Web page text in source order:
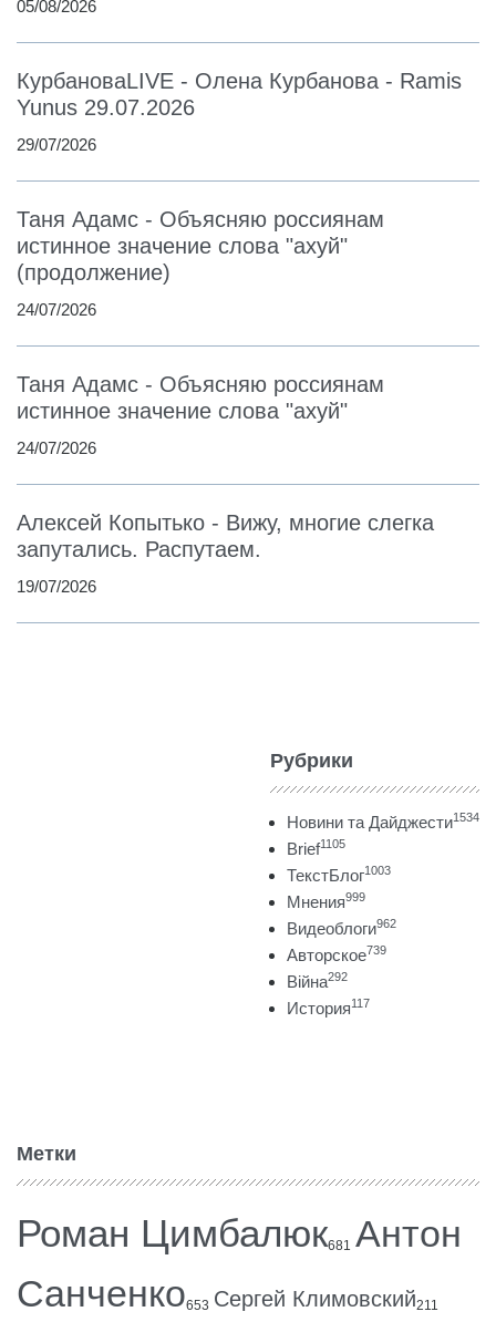
05/08/2026
КурбановаLIVE - Олена Курбанова - Ramis
Yunus 29.07.2026
29/07/2026
Таня Адамс - Объясняю россиянам
истинное значение слова "ахуй"
(продолжение)
24/07/2026
Таня Адамс - Объясняю россиянам
истинное значение слова "ахуй"
24/07/2026
Алексей Копытько - Вижу, многие слегка
запутались. Распутаем.
19/07/2026
Рубрики
Новини та Дайджести1534
Brief1105
ТекстБлог1003
Мнения999
Видеоблоги962
Авторское739
Війна292
История117
Метки
Роман Цимбалюк681 Антон
Санченко653 Сергей Климовский211